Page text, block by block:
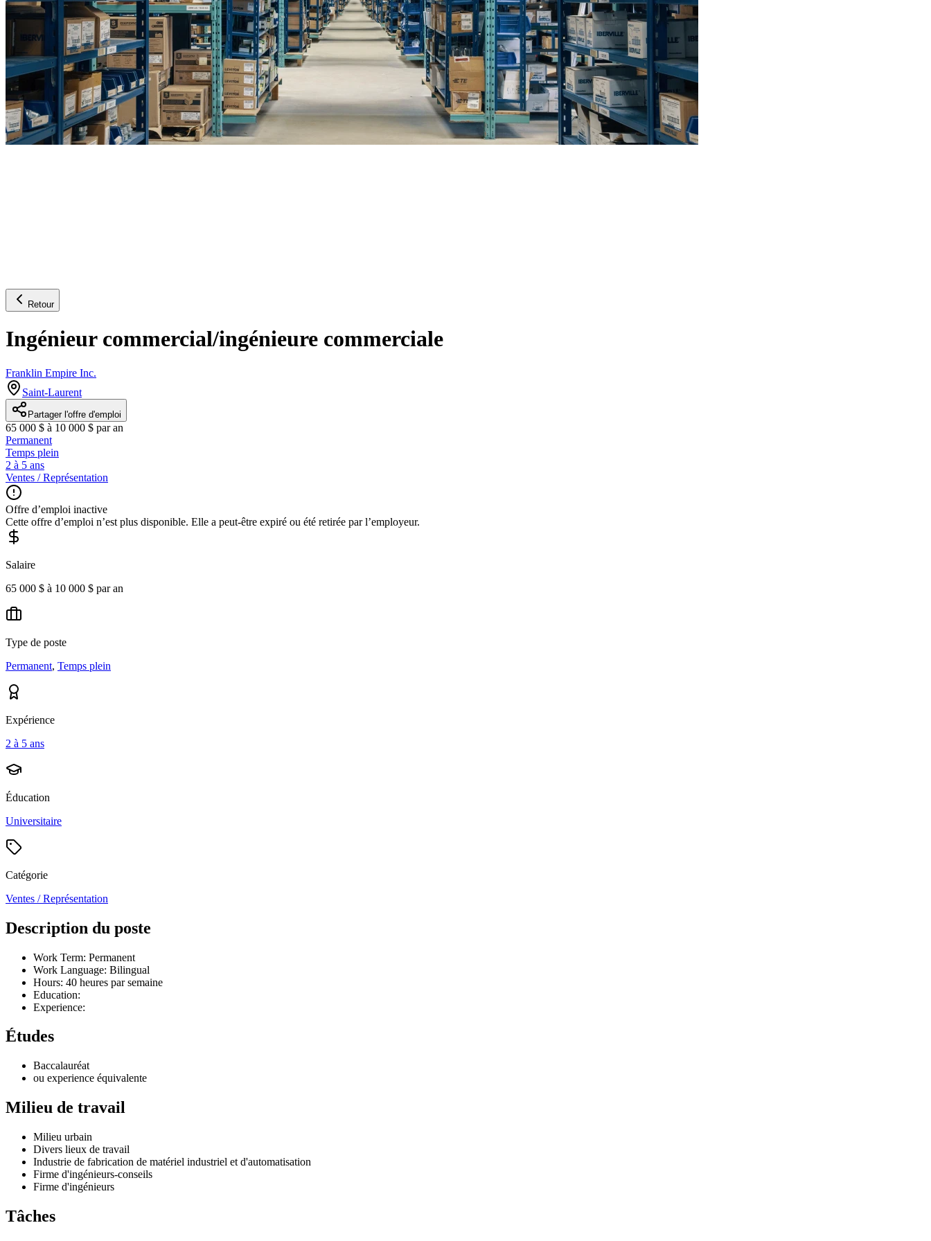
Retour
Ingénieur commercial/ingénieure commerciale
Franklin Empire Inc.
Saint-Laurent
Partager l'offre d'emploi
65 000 $ à 10 000 $ par an
Permanent
Temps plein
2 à 5 ans
Ventes / Représentation
Offre d’emploi inactive
Cette offre d’emploi n’est plus disponible. Elle a peut-être expiré ou été retirée par l’employeur.
Salaire
65 000 $ à 10 000 $ par an
Type de poste
Permanent, Temps plein
Expérience
2 à 5 ans
Éducation
Universitaire
Catégorie
Ventes / Représentation
Description du poste
Work Term: Permanent
Work Language: Bilingual
Hours: 40 heures par semaine
Education:
Experience:
Études
Baccalauréat
ou experience équivalente
Milieu de travail
Milieu urbain
Divers lieux de travail
Industrie de fabrication de matériel industriel et d'automatisation
Firme d'ingénieurs-conseils
Firme d'ingénieurs
Tâches